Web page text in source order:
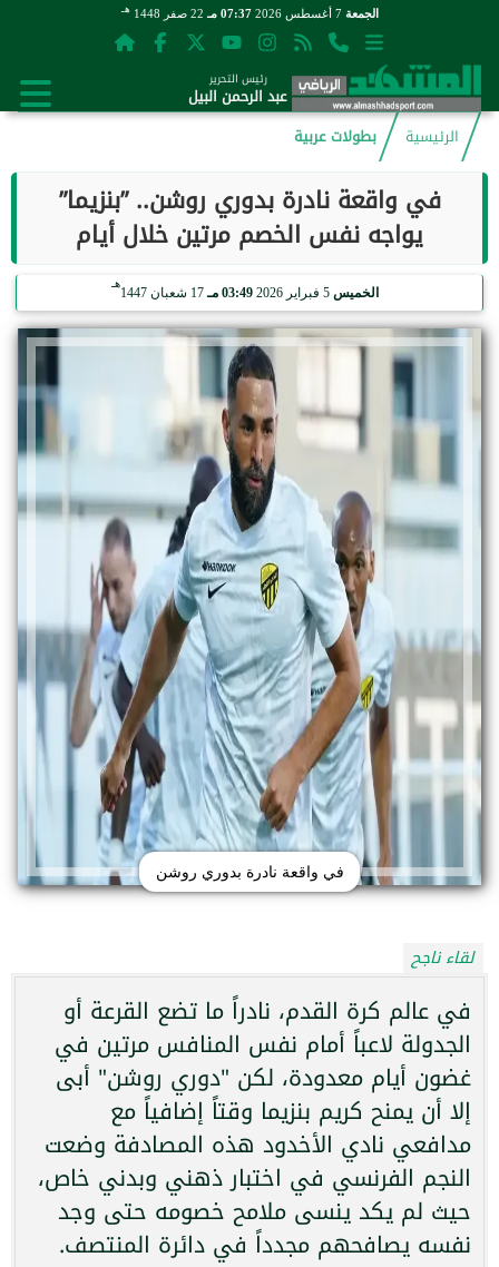
الجمعة 7 أغسطس 2026 07:37 مـ 22 صفر 1448 هـ
رئيس التحرير
عبد الرحمن البيل
الرئيسية
بطولات عربية
في واقعة نادرة بدوري روشن.. ”بنزيما”
يواجه نفس الخصم مرتين خلال أيام
الخميس 03:49 مـ 17 شعبان 1447
هـ
في واقعة نادرة بدوري روشن
لقاء ناجح
في عالم كرة القدم، نادراً ما تضع القرعة أو
الجدولة لاعباً أمام نفس المنافس مرتين في
غضون أيام معدودة، لكن "دوري روشن" أبى
إلا أن يمنح كريم بنزيما وقتاً إضافياً مع
مدافعي نادي الأخدود هذه المصادفة وضعت
النجم الفرنسي في اختبار ذهني وبدني خاص،
حيث لم يكد ينسى ملامح خصومه حتى وجد
نفسه يصافحهم مجدداً في دائرة المنتصف.